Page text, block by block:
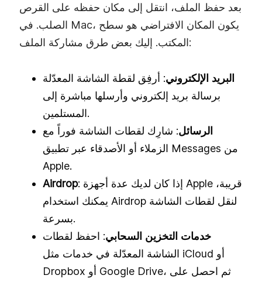
بعد حفظ الملف، انتقل إلى مكان حفظه على القرص
الصلب. في Mac، يكون المكان الافتراضي هو سطح
المكتب. إليك بعض طرق مشاركة الملف:
البريد الإلكتروني: أرفِق لقطة الشاشة المعدّلة
برسالة بريد إلكتروني وأرسلها مباشرة إلى
المستلمين.
الرسائل: شارِك لقطات الشاشة فوراً مع
الزملاء أو الأصدقاء عبر تطبيق Messages من
Apple.
Airdrop: إذا كان لديك عدة أجهزة Apple قريبة،
يمكنك استخدام Airdrop لنقل لقطات الشاشة
بسرعة.
خدمات التخزين السحابي: احفظ لقطات
الشاشة المعدّلة في خدمات مثل iCloud أو
Dropbox أو Google Drive، ثم احصل على